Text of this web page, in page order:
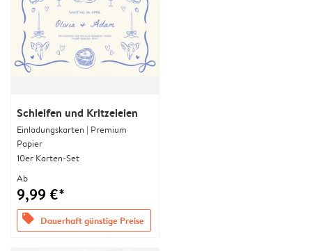
Schleifen und Kritzeleien
Einladungskarten | Premium
Papier
10er Karten-Set
Ab
9,99 €*
offers Dauerhaft günstige Preise